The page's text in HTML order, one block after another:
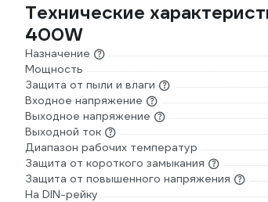
Технические
400W
Назначение
Мощность
Защита от пыли и влаги
Входное напряжение
Выходное напряжение
Выходной ток
Диапазон рабочих температур
Защита от короткого замыкания
Защита от повышенного напряжения
На DIN-рейку